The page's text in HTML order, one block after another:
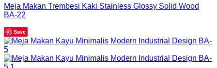
Meja Makan Trembesi Kaki Stainless Glossy Solid Wood
BA-22
Save